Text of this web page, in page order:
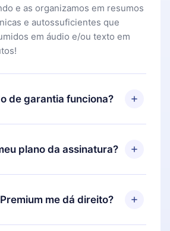
e as organizamos em resumos
e autossuficientes que
em áudio e/ou texto em
de garantia funciona?
nosso aplicativo e começar a
Se por algum motivo
com nossa plataforma, basta
do valor. Você receberá
plano da assinatura?
só se aplicará a partir do
cobrança. Por exemplo, se
sua assinatura mensal para
me dá direito?